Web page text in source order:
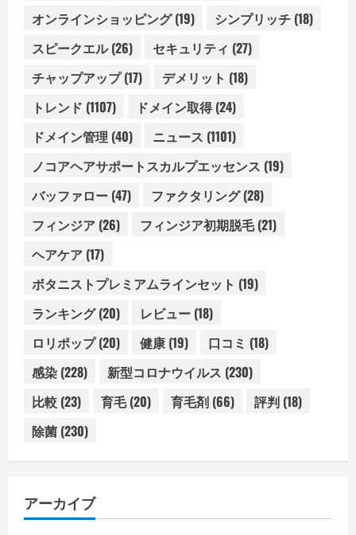
オンラインショッピング(19) シンプリッチ (18)
スピークエル(26) セキュリティ (27)
チャップアップ(17) デメリット (18)
トレンド (1107) ドメイン取得(24)
ドメイン管理 (40) ニュース (1101)
ノコアヘアサポートスカルプエッセンス (19)
バッファロー (47) ファクタリング(28)
フィンジア (26) フィンジア初期脱毛(21)
ヘアケア (17)
ボタニストプレミアムラインセット (19)
ランキング(20) レビュー (18)
ロリポップ(20) 健康 (19) 口コミ (18)
感染 (228) 新型コロナウイルス (230)
比較 (23) 育毛(20) 育毛剤 (66) 評判 (18)
除菌 (230)
アーカイブ